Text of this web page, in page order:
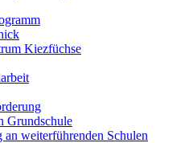
Kiezfüchse
Grundschule
an weiterführenden Schulen